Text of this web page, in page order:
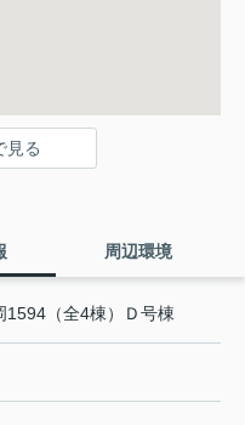
見る
周辺環境
1594（全4棟）Ｄ号棟